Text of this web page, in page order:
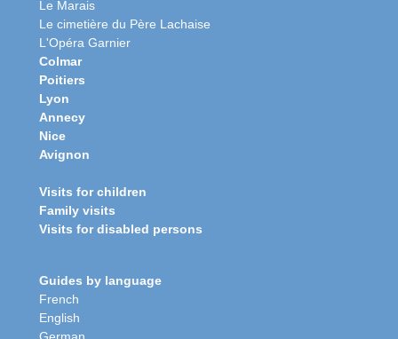
Le Marais
Le cimetière du Père Lachaise
L'Opéra Garnier
Colmar
Poitiers
Lyon
Annecy
Nice
Avignon
Visits for children
Family visits
Visits for disabled persons
Guides by language
French
English